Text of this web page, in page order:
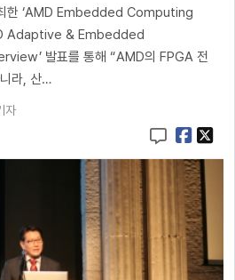
한 ‘AMD Embedded Computing
Adaptive & Embedded
발표를 통해 “AMD의 FPGA 전
라, 산…
자